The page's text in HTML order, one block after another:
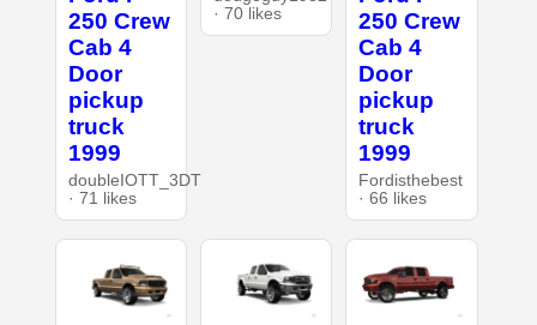
250 Crew
Cab 4
Door
pickup
truck
1999
doubleIOTT_3DT
· 71 likes
· 70 likes
250 Crew
Cab 4
Door
pickup
truck
1999
Fordisthebest
· 66 likes